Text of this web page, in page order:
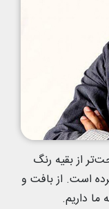
از بقیه رنگ
است. از بافت و
داریم.